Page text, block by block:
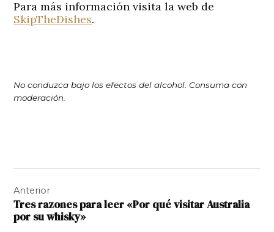
Para más información visita la web de
SkipTheDishes.
No conduzca bajo los efectos del alcohol. Consuma con
moderación.
de
entradas
Anterior
Tres razones para leer «Por qué visitar Australia
por su whisky»